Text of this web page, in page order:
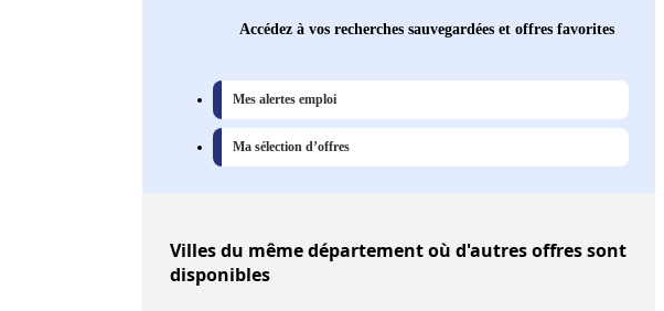
Accédez à vos recherches sauvegardées et offres favorites
Mes alertes emploi
Ma sélection d’offres
Villesdu même département où d'autres offres sont
disponibles